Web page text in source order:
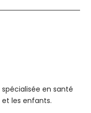
en santé
les enfants.